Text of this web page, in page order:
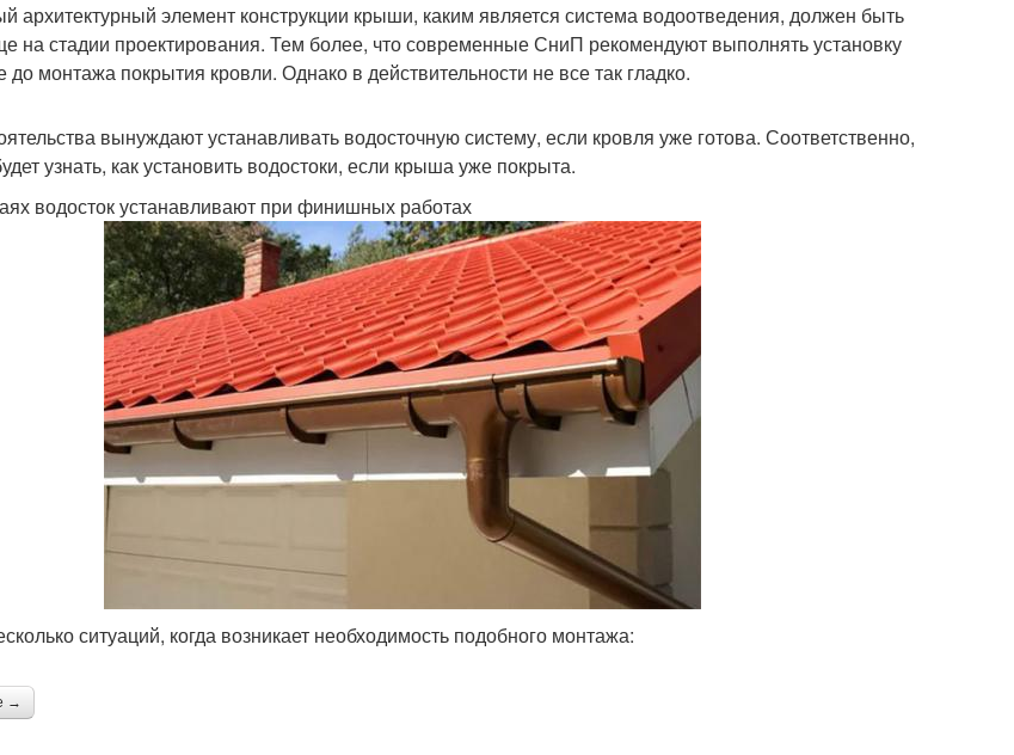
архитектурный элемент конструкции крыши, каким является система водоотведения, должен быть
на стадии проектирования. Тем более, что современные СниП рекомендуют выполнять установку
монтажа покрытия кровли. Однако в действительности не все так гладко.
вынуждают устанавливать водосточную систему, если кровля уже готова. Соответственно,
узнать, как установить водостоки, если крыша уже покрыта.
водосток устанавливают при финишных работах
ситуаций, когда возникает необходимость подобного монтажа:
→